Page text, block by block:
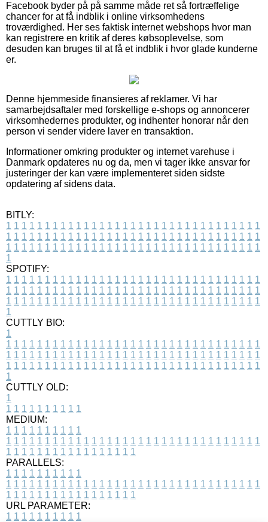
Facebook byder på på samme måde ret så fortræffelige
chancer for at få indblik i online virksomhedens
troværdighed. Her ses faktisk internet webshops hvor man
kan registrere en kritik af deres købsoplevelse, som
desuden kan bruges til at få et indblik i hvor glade kunderne
er.
Denne hjemmeside finansieres af reklamer. Vi har
samarbejdsaftaler med forskellige e-shops og annoncerer
virksomhedernes produkter, og indhenter honorar når den
person vi sender videre laver en transaktion.
Informationer omkring produkter og internet varehuse i
Danmark opdateres nu og da, men vi tager ikke ansvar for
justeringer der kan være implementeret siden sidste
opdatering af sidens data.
BITLY:
1 1 1 1 1 1 1 1 1 1 1 1 1 1 1 1 1 1 1 1 1 1 1 1 1 1 1 1 1 1 1 1 1
1 1 1 1 1 1 1 1 1 1 1 1 1 1 1 1 1 1 1 1 1 1 1 1 1 1 1 1 1 1 1 1 1
1 1 1 1 1 1 1 1 1 1 1 1 1 1 1 1 1 1 1 1 1 1 1 1 1 1 1 1 1 1 1 1 1
1
SPOTIFY:
1 1 1 1 1 1 1 1 1 1 1 1 1 1 1 1 1 1 1 1 1 1 1 1 1 1 1 1 1 1 1 1 1
1 1 1 1 1 1 1 1 1 1 1 1 1 1 1 1 1 1 1 1 1 1 1 1 1 1 1 1 1 1 1 1 1
1 1 1 1 1 1 1 1 1 1 1 1 1 1 1 1 1 1 1 1 1 1 1 1 1 1 1 1 1 1 1 1 1
1
CUTTLY BIO:
1
1 1 1 1 1 1 1 1 1 1 1 1 1 1 1 1 1 1 1 1 1 1 1 1 1 1 1 1 1 1 1 1 1
1 1 1 1 1 1 1 1 1 1 1 1 1 1 1 1 1 1 1 1 1 1 1 1 1 1 1 1 1 1 1 1 1
1 1 1 1 1 1 1 1 1 1 1 1 1 1 1 1 1 1 1 1 1 1 1 1 1 1 1 1 1 1 1 1 1
1
CUTTLY OLD:
1
1 1 1 1 1 1 1 1 1 1
MEDIUM:
1 1 1 1 1 1 1 1 1 1
1 1 1 1 1 1 1 1 1 1 1 1 1 1 1 1 1 1 1 1 1 1 1 1 1 1 1 1 1 1 1 1 1
1 1 1 1 1 1 1 1 1 1 1 1 1 1 1 1 1
PARALLELS:
1 1 1 1 1 1 1 1 1 1
1 1 1 1 1 1 1 1 1 1 1 1 1 1 1 1 1 1 1 1 1 1 1 1 1 1 1 1 1 1 1 1 1
1 1 1 1 1 1 1 1 1 1 1 1 1 1 1 1 1
URL PARAMETER:
1 1 1 1 1 1 1 1 1 1